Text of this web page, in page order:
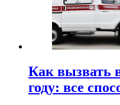
Как вызвать
году: все